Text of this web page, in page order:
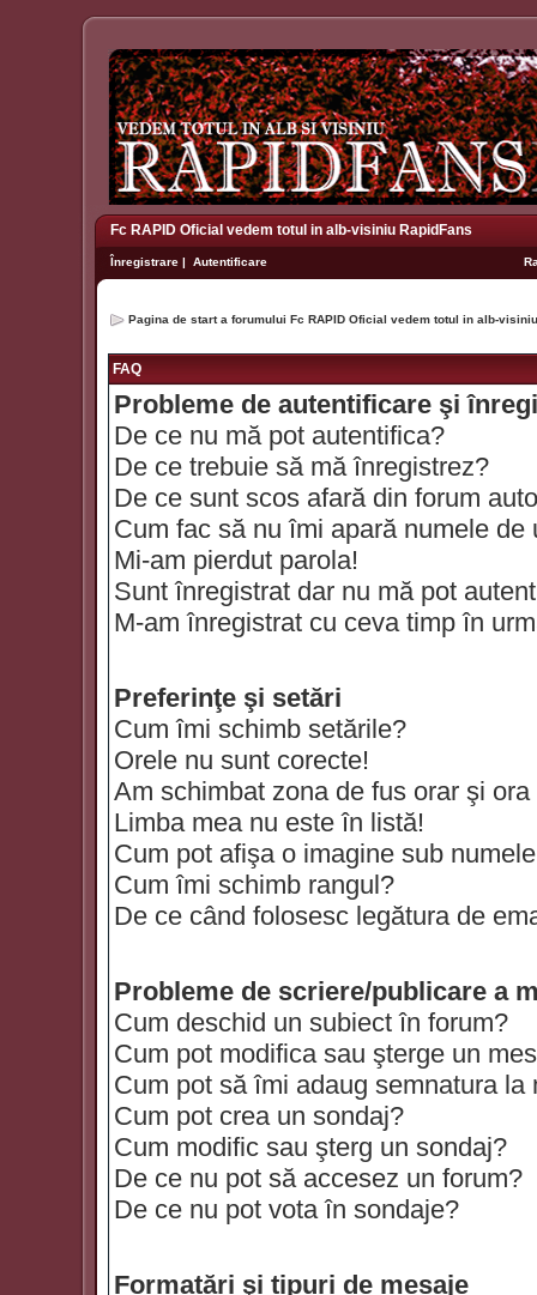
Fc RAPID Oficial vedem totul in alb-visiniu RapidFans
Înregistrare | Autentificare
Pagina de start a forumului Fc RAPID Oficial vedem totul in alb-
FAQ
Probleme de autentificare şi
De ce nu mă pot autentifica?
De ce trebuie să mă înregistrez?
De ce sunt scos afară din forum
Cum fac să nu îmi apară numele
Mi-am pierdut parola!
Sunt înregistrat dar nu mă pot
M-am înregistrat cu ceva timp în
Preferinţe şi setări
Cum îmi schimb setările?
Orele nu sunt corecte!
Am schimbat zona de fus orar şi
Limba mea nu este în listă!
Cum pot afişa o imagine sub
Cum îmi schimb rangul?
De ce când folosesc legătura de
Probleme de scriere/publicare a
Cum deschid un subiect în forum?
Cum pot modifica sau şterge un
Cum pot să îmi adaug semnatura la
Cum pot crea un sondaj?
Cum modific sau şterg un sondaj?
De ce nu pot să accesez un forum?
De ce nu pot vota în sondaje?
Formatări şi tipuri de mesaje